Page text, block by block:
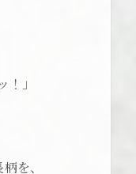
」
を、